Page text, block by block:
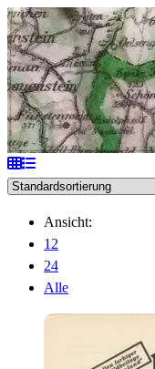
durchsuchen
Ansicht:
12
24
Alle